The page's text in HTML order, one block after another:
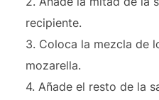
recipiente.
3. Coloca la mezcla de
mozarella.
4. Añade el resto de la